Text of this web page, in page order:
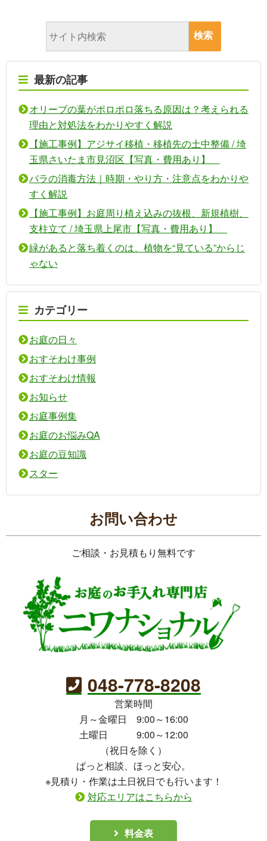
最新の記事
オリーブの葉がポロポロ落ちる原因は？考えられる
理由と対処法をわかりやすく解説
【施工事例】アジサイ移植・移植先の土中整備 / 埼
玉県さいたま市見沼区【写真・費用あり】
バラの消毒方法｜時期・やり方・注意点をわかりや
すく解説
【施工事例】お庭周り植え込みの抜根、新規植樹、
支柱立て / 埼玉県上尾市【写真・費用あり】
緑があると落ち着くのは、植物を“見ている”からじ
ゃない
カテゴリー
お庭の日々
おすそわけ事例
おすそわけ情報
お知らせ
お庭事例集
お庭のお悩みQA
お庭の豆知識
スター
お問い合わせ
ご相談・お見積もり無料です
048-778-8208
営業時間
月～金曜日 9:00～16:00
土曜日 9:00～12:00
（祝日を除く）
ぱっと相談、ほっと安心。
※見積り・作業は土日祝日でも行います！
対応エリアはこちらから
料金表